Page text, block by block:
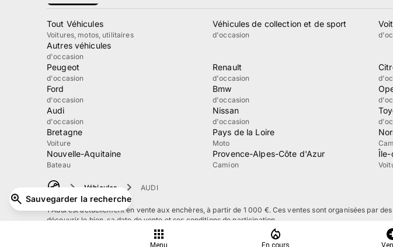
Tout Véhicules
Voitures, motos, utilitaires
Véhicules de collection et de sport
d'occasion
Autres véhicules
d'occasion
Peugeot
d'occasion
Renault
d'occasion
Ford
d'occasion
Bmw
d'occasion
Audi
d'occasion
Nissan
d'occasion
Bretagne
Voiture
Pays de la Loire
Moto
Nouvelle-Aquitaine
Bateau
Provence-Alpes-Côte d'Azur
Camion
Île-
Véhicules AUDI
1 Audi est actuellement en vente aux enchères, à partir de 1 000 €. Ces ventes sont organisées par
découvrir le bien, sa date de vente et ses conditions de participation.
Mentions Confidentialité
Sauvegarder la recherche
Menu En cours